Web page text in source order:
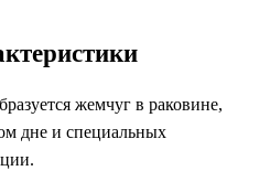
жемчуг в раковине,
дне и специальных